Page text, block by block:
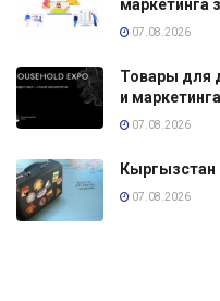
маркетинга
07.08.2026
Товары для
и маркетинга
07.08.2026
Кыргызстан
07.08.2026